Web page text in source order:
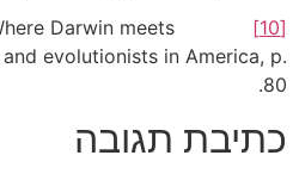
[10]
Darwin meets
evolutionists in America, p.
80.
כתיבת תגובה